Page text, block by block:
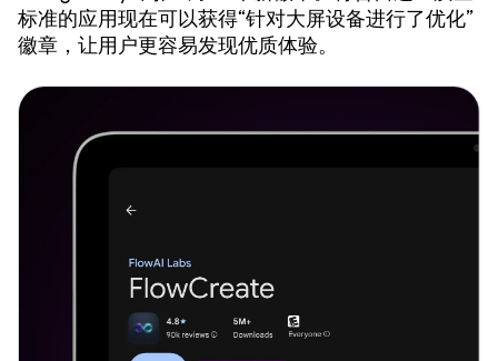
标准的应用现在可以获得“针对大屏设备进行了优化”
徽章，让用户更容易发现优质体验。